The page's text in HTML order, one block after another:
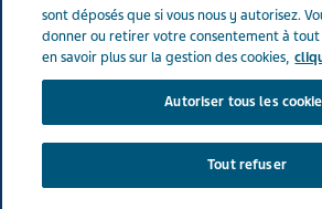
Search
sont déposés que si vous nous y autorisez.
donner ou retirer votre consentement à
en savoir plus sur la gestion des cookies,
Autoriser tous les
Tout refuser